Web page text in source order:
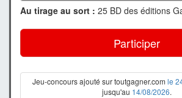
Au tirage au sort : 25 BD des éditions
Participer
Jeu-concours ajouté sur toutgagner.com le
jusqu'au 14/08/2026.